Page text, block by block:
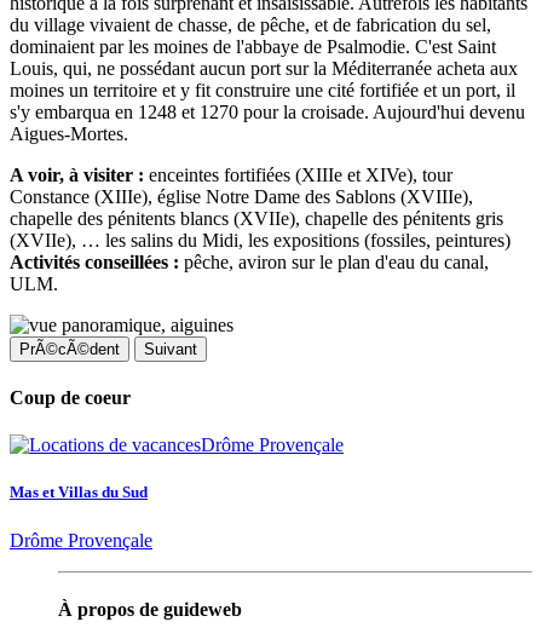
du village vivaient de chasse, de pêche, et de fabrication du sel,
dominaient par les moines de l'abbaye de Psalmodie. C'est Saint
Louis, qui, ne possédant aucun port sur la Méditerranée acheta aux
moines un territoire et y fit construire une cité fortifiée et un port, il
s'y embarqua en 1248 et 1270 pour la croisade. Aujourd'hui devenu
Aigues-Mortes.
A voir, à visiter : enceintes fortifiées (XIIIe et XIVe), tour
Constance (XIIIe), église Notre Dame des Sablons (XVIIIe),
chapelle des pénitents blancs (XVIIe), chapelle des pénitents gris
(XVIIe), … les salins du Midi, les expositions (fossiles, peintures)
Activités conseillées : pêche, aviron sur le plan d'eau du canal,
ULM.
PrÃ©cÃ©dent Suivant
Coup de coeur
Mas et Villas du Sud
Drôme Provençale
À propos de guideweb